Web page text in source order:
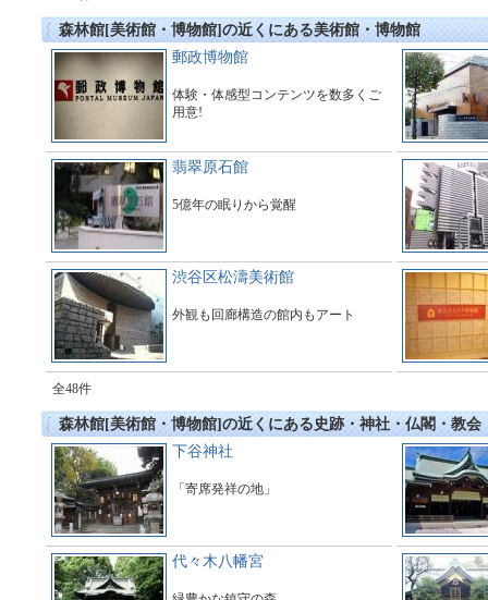
森林館[美術館・博物館]の近くにある美術館・博物館
郵政博物館
体験・体感型コンテンツを数多くご
用意!
翡翠原石館
5億年の眠りから覚醒
渋谷区松濤美術館
外観も回廊構造の館内もアート
全48件
森林館[美術館・博物館]の近くにある史跡・神社・仏閣・教会
下谷神社
「寄席発祥の地」
代々木八幡宮